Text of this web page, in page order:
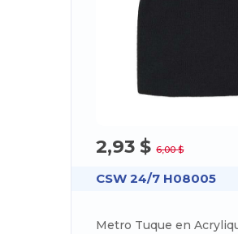
2,93 $6,00 $
CSW 24/7 H08005
Metro Tuque en